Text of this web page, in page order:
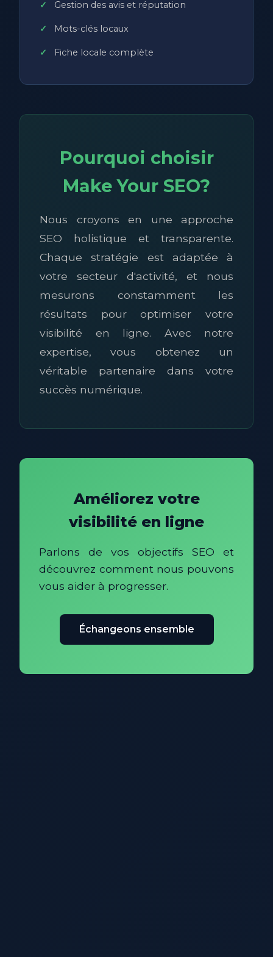
Gestion des avis et réputation
Mots-clés locaux
Fiche locale complète
Pourquoi choisir
Make Your SEO?
Nous croyons en une approche
SEO holistique et transparente.
Chaque stratégie est adaptée à
votre secteur d'activité, et nous
mesurons constamment les
résultats pour optimiser votre
visibilité en ligne. Avec notre
expertise, vous obtenez un
véritable partenaire dans votre
succès numérique.
Améliorez votre
visibilité en ligne
Parlons de vos objectifs SEO et
découvrez comment nous pouvons
vous aider à progresser.
Échangeons ensemble